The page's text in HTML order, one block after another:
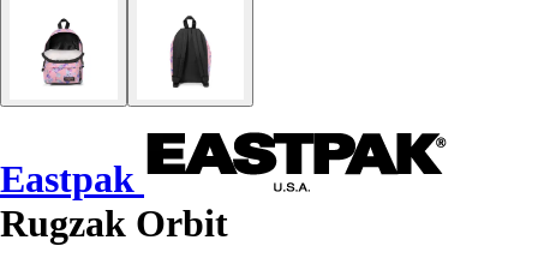
Eastpak
Rugzak Orbit